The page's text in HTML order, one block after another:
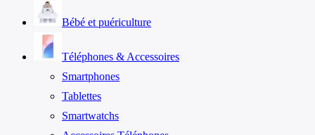
Bébé et puériculture
Téléphones & Accessoires
Smartphones
Tablettes
Smartwatchs